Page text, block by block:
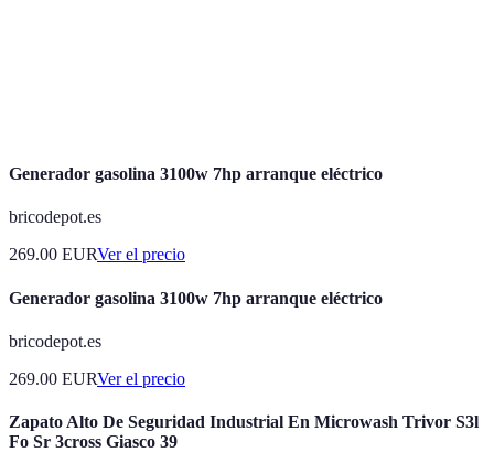
Generador gasolina 3100w 7hp arranque eléctrico
bricodepot.es
269.00 EURVer el precio
Generador gasolina 3100w 7hp arranque eléctrico
bricodepot.es
269.00 EURVer el precio
Zapato Alto De Seguridad Industrial En Microwash Trivor S3l
Fo Sr 3cross Giasco 39